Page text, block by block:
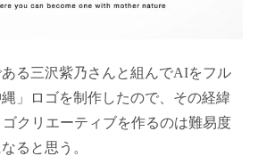
る三沢紫乃さんと組んでAIをフル
」ロゴを制作したので、その経緯
クリエーティブを作るのは難易度
ると思う。